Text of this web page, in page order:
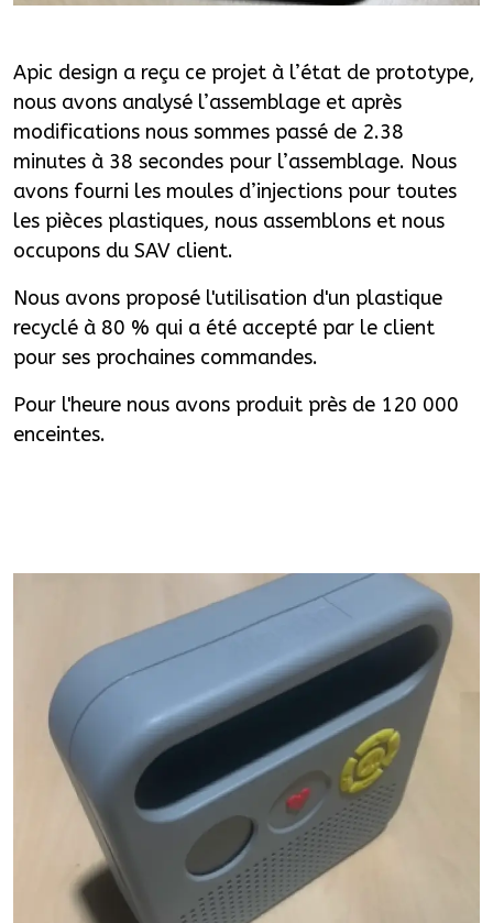
Apic design a reçu ce projet à l’état de prototype,
nous avons analysé l’assemblage et après
modifications nous sommes passé de 2.38
minutes à 38 secondes pour l’assemblage. Nous
avons fourni les moules d’injections pour toutes
les pièces plastiques, nous assemblons et nous
occupons du SAV client.
Nous avons proposé l'utilisation d'un plastique
recyclé à 80 % qui a été accepté par le client
pour ses prochaines commandes.
Pour l'heure nous avons produit près de 120 000
enceintes.